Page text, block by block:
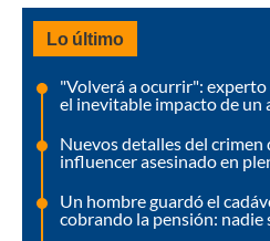
Lo último
"Volverá a ocurrir":
el inevitable impacto de un
Nuevos detalles del crimen
influencer asesinado en
Un hombre guardó el
cobrando la pensión: nadie